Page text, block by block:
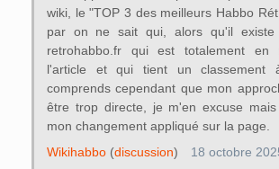
wiki, le "TOP 3 des meilleurs Habbo
par on ne sait qui, alors qu'il
retrohabbo.fr qui est totalement en
l'article et qui tient un
comprends cependant que mon
être trop directe, je m'en excuse mais
mon changement appliqué sur la page.
Wikihabbo(discussion) 18 octobre